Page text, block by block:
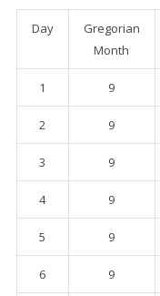
Day
Gregorian
Month
1 9
2 9
3 9
4 9
5 9
6 9